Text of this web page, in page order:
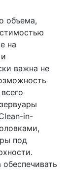
объема,
на
важна не
in-
под